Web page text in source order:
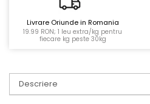
Livrare Oriunde in Romania
19.99 RON; 1 leu extra/kg pentru
fiecare kg peste 30kg
Descriere